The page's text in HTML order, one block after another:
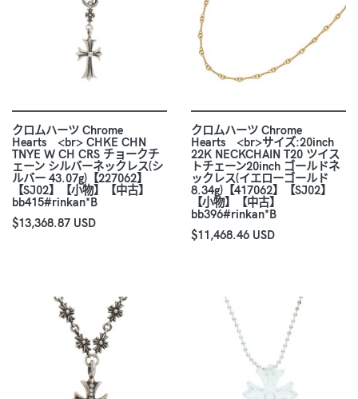
クロムハーツ Chrome
Hearts <br> CHKE CHN
TNYE W CH CRS チョークチ
ェーン シルバーネックレス(シ
ルバー 43.07g)【227062】
【SJ02】【小物】【中古】
bb415#rinkan*B
$13,368.87 USD
クロムハーツ Chrome
Hearts <br>サイズ:20inch
22K NECKCHAIN T20 ツイス
トチェーン20inch ゴールドネ
ックレス(イエローゴールド
8.34g)【417062】【SJ02】
【小物】【中古】
bb396#rinkan*B
$11,468.46 USD